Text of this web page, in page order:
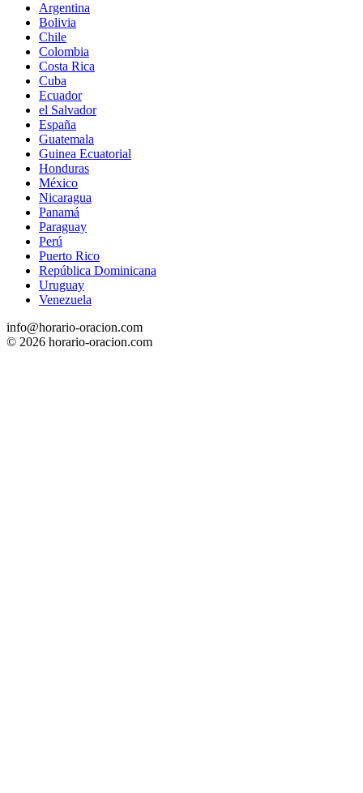
Argentina
Bolivia
Chile
Colombia
Costa Rica
Cuba
Ecuador
el Salvador
España
Guatemala
Guinea Ecuatorial
Honduras
México
Nicaragua
Panamá
Paraguay
Perú
Puerto Rico
República Dominicana
Uruguay
Venezuela
info@horario-oracion.com
© 2026 horario-oracion.com